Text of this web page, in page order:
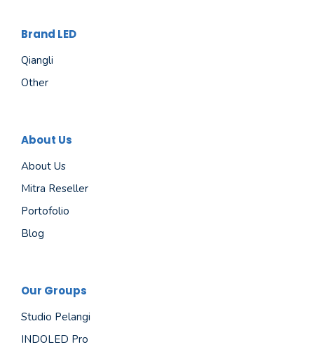
Brand LED
Qiangli
Other
About Us
About Us
Mitra Reseller
Portofolio
Blog
Our Groups
Studio Pelangi
INDOLED Pro